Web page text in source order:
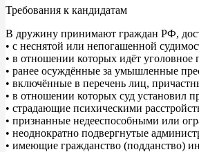
Требования к кандидатам
В дружину принимают граждан РФ,
• с неснятой или непогашенной
• в отношении которых идёт уголовное
• ранее осуждённые за умышленные
• включённые в перечень лиц,
• в отношении которых суд установил
• страдающие психическими
• признанные недееспособными или
• неоднократно подвергнутые
• имеющие гражданство (подданство)